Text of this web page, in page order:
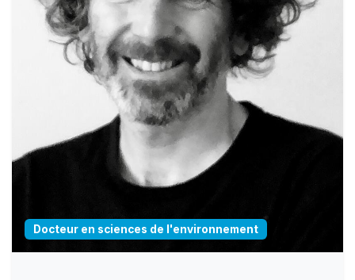
Docteur en sciences de l'environnement